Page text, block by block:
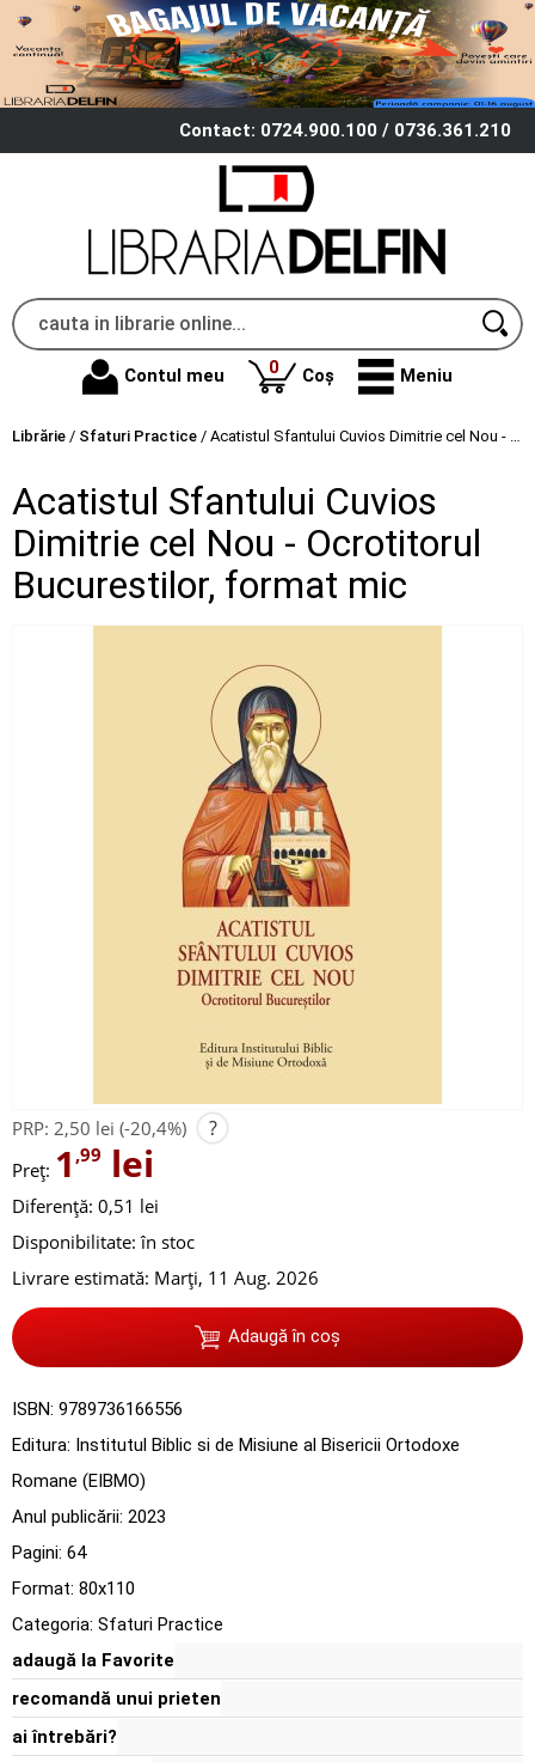
Contact: 0724.900.100 / 0736.361.210
Contul meu 0produse
Coș Meniu
Librărie / Sfaturi Practice / Acatistul Sfantului Cuvios Dimitrie cel Nou - Ocrotitorul Bucurestilor, format mic
Acatistul Sfantului Cuvios
Dimitrie cel Nou - Ocrotitorul
Bucurestilor, format mic
PRP: 2,50 lei (-20,4%) ?
Preț: 1 ,99 lei
Diferență: 0,51 lei
Disponibilitate: în stoc
Livrare estimată: Marți, 11 Aug. 2026
Adaugă în coș
ISBN: 9789736166556
Editura: Institutul Biblic si de Misiune al Bisericii Ortodoxe
Romane (EIBMO)
Anul publicării: 2023
Pagini: 64
Format: 80x110
Categoria: Sfaturi Practice
adaugă la Favorite
recomandă unui prieten
ai întrebări?